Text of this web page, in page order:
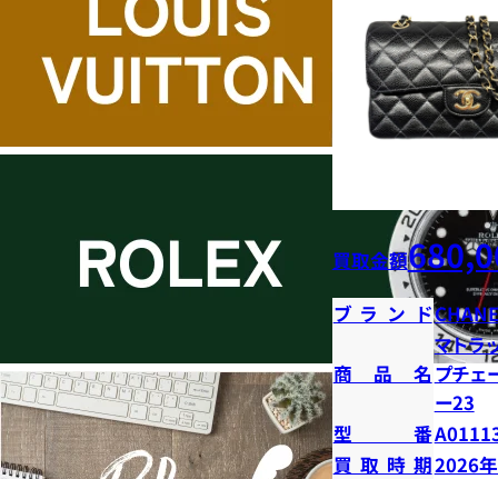
買取金額
ブランド
商品名
マトラ
プチェ
ー23
型番
買取時期2026